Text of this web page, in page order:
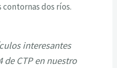
dos ríos.
interesantes
de CTP en nuestro